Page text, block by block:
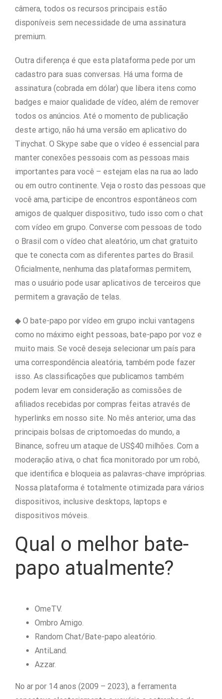
câmera, todos os recursos principais estão
disponíveis sem necessidade de uma assinatura
premium.
Outra diferença é que esta plataforma pede por um
cadastro para suas conversas. Há uma forma de
assinatura (cobrada em dólar) que libera itens como
badges e maior qualidade de vídeo, além de remover
todos os anúncios. Até o momento de publicação
deste artigo, não há uma versão em aplicativo do
Tinychat. O Skype sabe que o vídeo é essencial para
manter conexões pessoais com as pessoas mais
importantes para você – estejam elas na rua ao lado
ou em outro continente. Veja o rosto das pessoas que
você ama, participe de encontros espontâneos com
amigos de qualquer dispositivo, tudo isso com o chat
com vídeo em grupo. Converse com pessoas de todo
o Brasil com o vídeo chat aleatório, um chat gratuito
que te conecta com as diferentes partes do Brasil.
Oficialmente, nenhuma das plataformas permitem,
mas o usuário pode usar aplicativos de terceiros que
permitem a gravação de telas.
◆ O bate-papo por vídeo em grupo inclui vantagens
como no máximo eight pessoas, bate-papo por voz e
muito mais. Se você deseja selecionar um país para
uma correspondência aleatória, também pode fazer
isso. As classificações que publicamos também
podem levar em consideração as comissões de
afiliados recebidas por compras feitas através de
hyperlinks em nosso site. No mês anterior, uma das
principais bolsas de criptomoedas do mundo, a
Binance, sofreu um ataque de US$40 milhões. Com a
moderação ativa, o chat fica monitorado por um robô,
que identifica e bloqueia as palavras-chave impróprias.
Nossa plataforma é totalmente otimizada para vários
dispositivos, inclusive desktops, laptops e
dispositivos móveis.
Qual o melhor bate-
papo atualmente?
OmeTV.
Ombro Amigo.
Random Chat/Bate-papo aleatório.
AntiLand.
Azzar.
No ar por 14 anos (2009 – 2023), a ferramenta